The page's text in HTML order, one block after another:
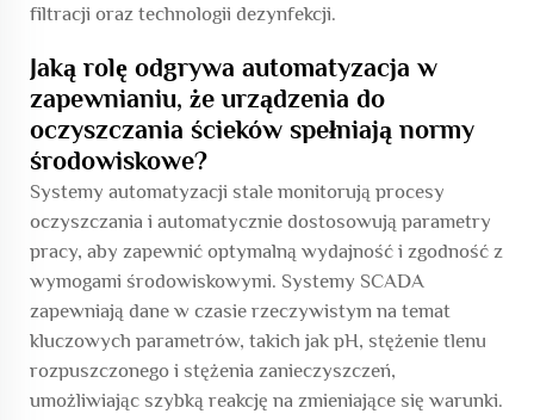
filtracji oraz technologii dezynfekcji.
Jaką rolę odgrywa automatyzacja w
zapewnianiu, że urządzenia do
oczyszczania ścieków spełniają normy
środowiskowe?
Systemy automatyzacji stale monitorują procesy
oczyszczania i automatycznie dostosowują parametry
pracy, aby zapewnić optymalną wydajność i zgodność z
wymogami środowiskowymi. Systemy SCADA
zapewniają dane w czasie rzeczywistym na temat
kluczowych parametrów, takich jak pH, stężenie tlenu
rozpuszczonego i stężenia zanieczyszczeń,
umożliwiając szybką reakcję na zmieniające się warunki.